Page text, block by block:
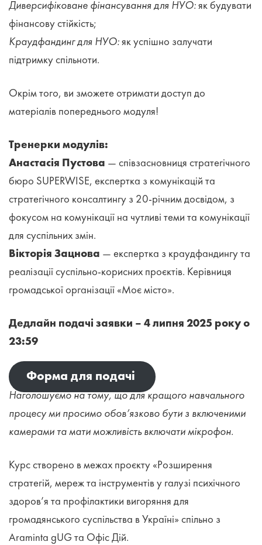
Диверсифіковане фінансування для НУО: як будувати
фінансову стійкість;
Краудфандинг для НУО: як успішно залучати
підтримку спільноти.
Окрім того, ви зможете отримати доступ до
матеріалів попереднього модуля!
Тренерки модулів:
Анастасія Пустова — співзасновниця стратегічного
бюро SUPERWISE, експертка з комунікацій та
стратегічного консалтингу з 20-річним досвідом, з
фокусом на комунікації на чутливі теми та комунікації
для суспільних змін.
Вікторія Зацнова — експертка з краудфандингу та
реалізації суспільно-корисних проєктів. Керівниця
громадської організації «Моє місто».
Дедлайн подачі заявки – 4 липня 2025 року о
23:59
Форма для подачі
Наголошуємо на тому, що для кращого навчального
процесу ми просимо обов’язково бути з включеними
камерами та мати можливість включати мікрофон.
Курс створено в межах проєкту «Розширення
стратегій, мереж та інструментів у галузі психічного
здоров’я та профілактики вигоряння для
громадянського суспільства в Україні» спільно з
Araminta gUG та Офіс Дій.